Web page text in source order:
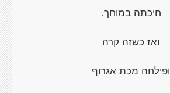
חיכתה במוחך.
ואז כשזה קרה
ופילחה מכת אגרוף